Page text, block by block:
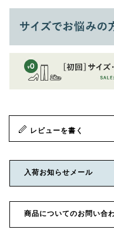
レビューを書く
入荷お知らせメール
商品についてのお問い合